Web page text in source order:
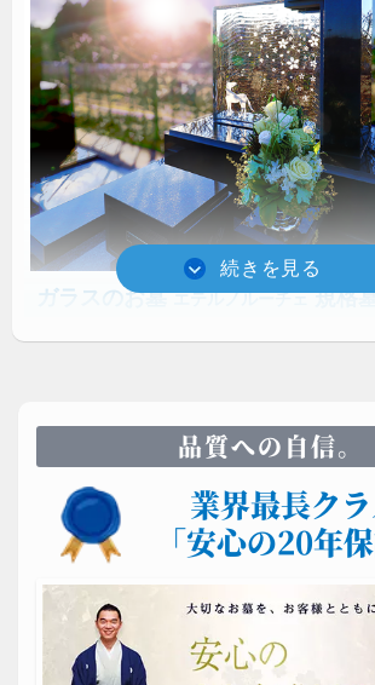
ガラスのお墓エテルノルーチェ規格
須藤石材が開発したガラスのお墓は、
品質への自信。
業界最長ク
「安心の20年保